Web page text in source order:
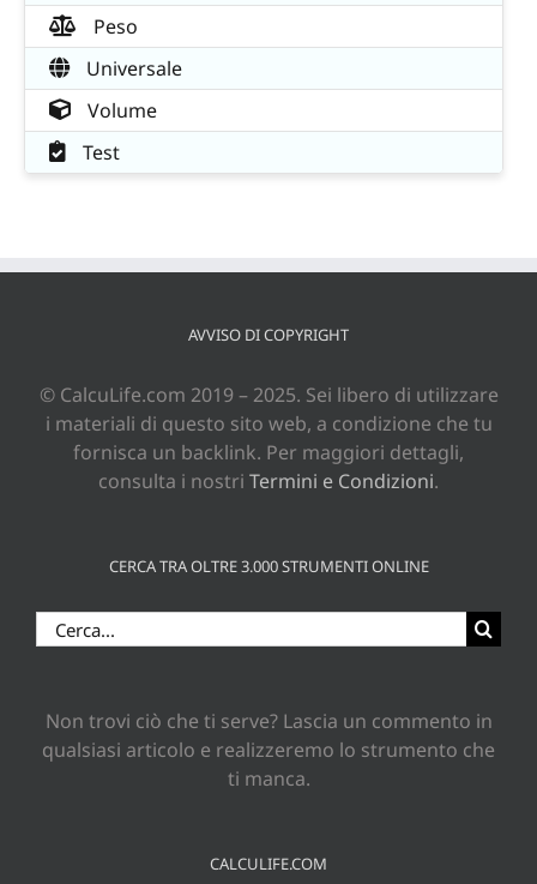
Peso
Universale
Volume
Test
AVVISO DI COPYRIGHT
© CalcuLife.com 2019 – 2025. Sei libero di utilizzare
i materiali di questo sito web, a condizione che tu
fornisca un backlink. Per maggiori dettagli,
consulta i nostri Termini e Condizioni.
CERCA TRA OLTRE 3.000 STRUMENTI ONLINE
Cerca
per:
Non trovi ciò che ti serve? Lascia un commento in
qualsiasi articolo e realizzeremo lo strumento che
ti manca.
CALCULIFE.COM